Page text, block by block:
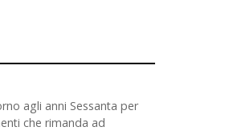
agli anni Sessanta per
che rimanda ad